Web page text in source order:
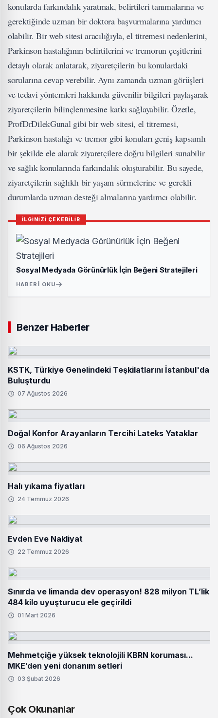
konularda farkındalık yaratmak, belirtileri tanımalarına ve
gerektiğinde uzman bir doktora başvurmalarına yardımcı
olabilir. Bir web sitesi aracılığıyla, el titremesi nedenlerini,
Parkinson hastalığının belirtilerini ve tremorun çeşitlerini
detaylı olarak anlatarak, ziyaretçilerin bu konulardaki
sorularına cevap verebilir. Aynı zamanda uzman görüşleri
ve tedavi yöntemleri hakkında güvenilir bilgileri paylaşarak
ziyaretçilerin bilinçlenmesine katkı sağlayabilir. Özetle,
ProfDrDilekGunal gibi bir web sitesi, el titremesi,
Parkinson hastalığı ve tremor gibi konuları geniş kapsamlı
bir şekilde ele alarak ziyaretçilere doğru bilgileri sunabilir
ve sağlık konularında farkındalık oluşturabilir. Bu sayede,
ziyaretçilerin sağlıklı bir yaşam sürmelerine ve gerekli
durumlarda uzman desteği almalarına yardımcı olabilir.
İLGİNİZİ ÇEKEBİLİR
Sosyal Medyada Görünürlük İçin Beğeni Stratejileri
HABERI OKU
Benzer Haberler
KSTK, Türkiye Genelindeki Teşkilatlarını İstanbul'da
Buluşturdu
07 Ağustos 2026
Doğal Konfor Arayanların Tercihi Lateks Yataklar
06 Ağustos 2026
Halı yıkama fiyatları
24 Temmuz 2026
Evden Eve Nakliyat
22 Temmuz 2026
Sınırda ve limanda dev operasyon! 828 milyon TL’lik
484 kilo uyuşturucu ele geçirildi
01 Mart 2026
Mehmetçiğe yüksek teknolojili KBRN koruması...
MKE’den yeni donanım setleri
03 Şubat 2026
Çok Okunanlar